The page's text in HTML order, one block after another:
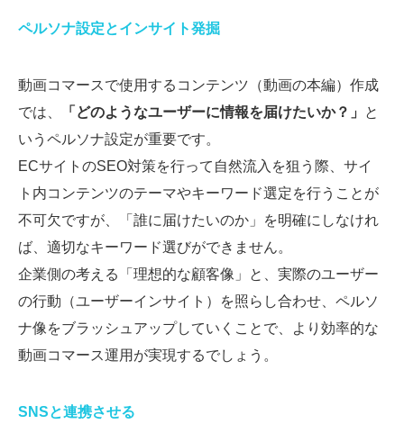
ペルソナ設定とインサイト発掘
動画コマースで使用するコンテンツ（動画の本編）作成
では、
「どのようなユーザーに情報を届けたいか？」
と
いうペルソナ設定が重要です。
ECサイトのSEO対策を行って自然流入を狙う際、サイ
ト内コンテンツのテーマやキーワード選定を行うことが
不可欠ですが、「誰に届けたいのか」を明確にしなけれ
ば、適切なキーワード選びができません。
企業側の考える「理想的な顧客像」と、実際のユーザー
の行動（ユーザーインサイト）を照らし合わせ、ペルソ
ナ像をブラッシュアップしていくことで、より効率的な
動画コマース運用が実現するでしょう。
SNSと連携させる